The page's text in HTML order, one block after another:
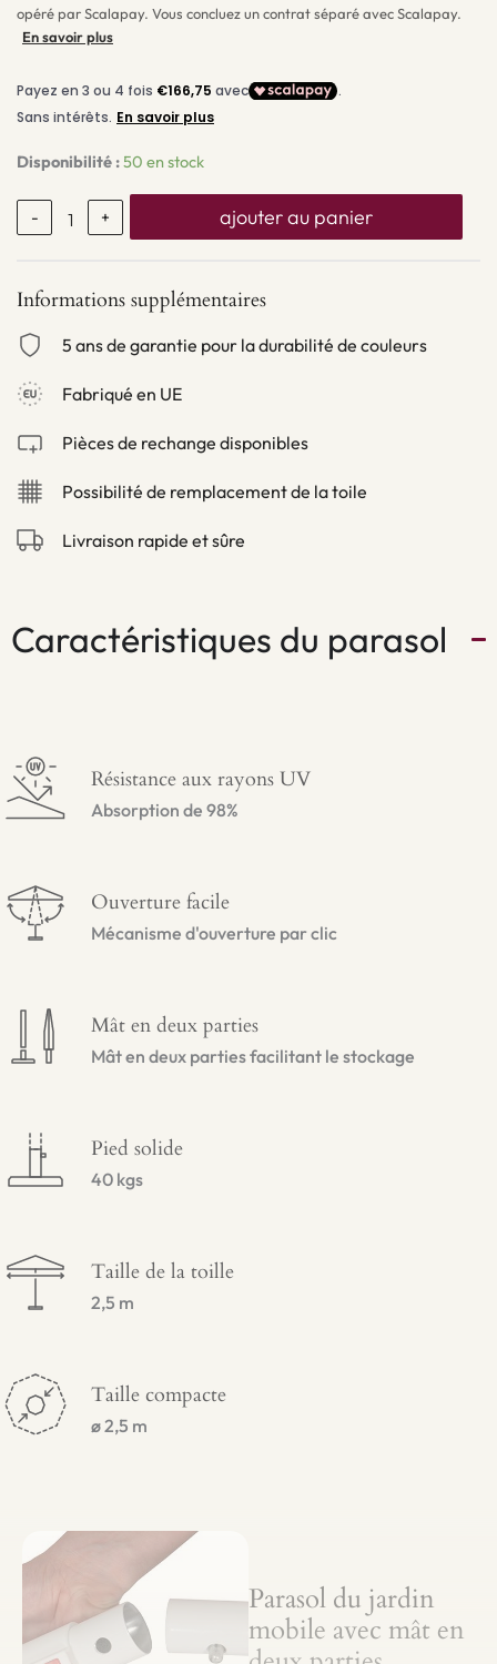
Caractéristiques du parasol
Résistance aux rayons UV
Absorption de 98%
Ouverture facile
Mécanisme d'ouverture par clic
Mât en deux parties
Mât en deux parties facilitant le stockage
Pied solide
40 kgs
Taille de la toille
2,5 m
Taille compacte
ø 2,5 m
Parasol du jardin
mobile avec mât en
opéré par Scalapay. Vous concluez un contrat séparé avec Scalapay.
En savoir plus
Disponibilité :50 en stock
- + ajouter au panier
Informations supplémentaires
5 ans de garantie pour la durabilité de couleurs
Fabriqué en UE
Pièces de rechange disponibles
Possibilité de remplacement de la toile
Livraison rapide et sûre